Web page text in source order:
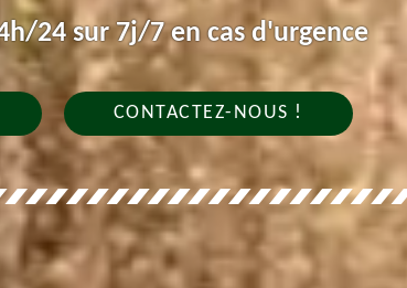
24 sur 7j/7 en cas d'urgence
CONTACTEZ-NOUS !